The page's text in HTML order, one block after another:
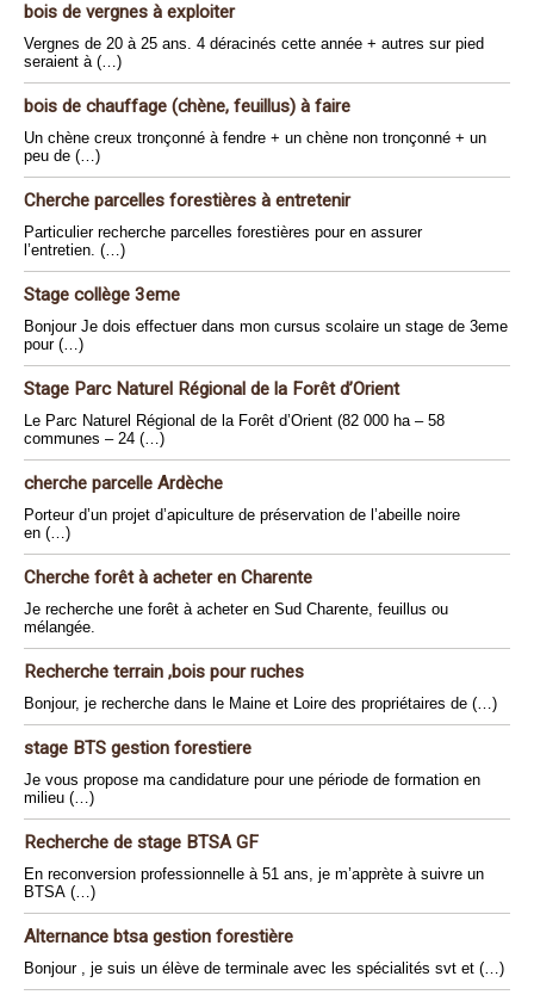
bois de vergnes à exploiter
Vergnes de 20 à 25 ans. 4 déracinés cette année + autres sur pied
seraient à (…)
bois de chauffage (chène, feuillus) à faire
Un chène creux tronçonné à fendre + un chène non tronçonné + un
peu de (…)
Cherche parcelles forestières à entretenir
Particulier recherche parcelles forestières pour en assurer
l’entretien. (…)
Stage collège 3eme
Bonjour Je dois effectuer dans mon cursus scolaire un stage de 3eme
pour (…)
Stage Parc Naturel Régional de la Forêt d’Orient
Le Parc Naturel Régional de la Forêt d’Orient (82 000 ha – 58
communes – 24 (…)
cherche parcelle Ardèche
Porteur d’un projet d’apiculture de préservation de l’abeille noire
en (…)
Cherche forêt à acheter en Charente
Je recherche une forêt à acheter en Sud Charente, feuillus ou
mélangée.
Recherche terrain ,bois pour ruches
Bonjour, je recherche dans le Maine et Loire des propriétaires de (…)
stage BTS gestion forestiere
Je vous propose ma candidature pour une période de formation en
milieu (…)
Recherche de stage BTSA GF
En reconversion professionnelle à 51 ans, je m’apprète à suivre un
BTSA (…)
Alternance btsa gestion forestière
Bonjour , je suis un élève de terminale avec les spécialités svt et (…)